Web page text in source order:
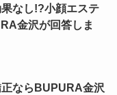
なし!?小顔エステ
金沢が回答しま
ならBUPURA金沢